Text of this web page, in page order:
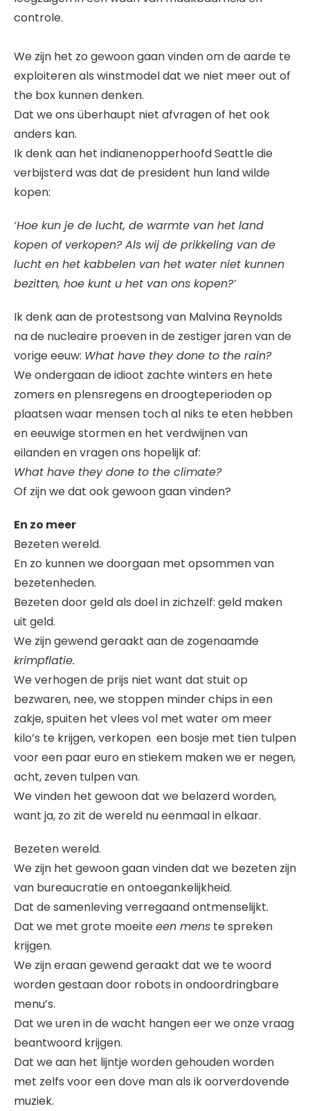
controle.
We zijn het zo gewoon gaan vinden om de aarde te
exploiteren als winstmodel dat we niet meer out of
the box kunnen denken.
Dat we ons überhaupt niet afvragen of het ook
anders kan.
Ik denk aan het indianenopperhoofd Seattle die
verbijsterd was dat de president hun land wilde
kopen:
‘Hoe kun je de lucht, de warmte van het land
kopen of verkopen? Als wij de prikkeling van de
lucht en het kabbelen van het water niet kunnen
bezitten, hoe kunt u het van ons kopen?’
Ik denk aan de protestsong van Malvina Reynolds
na de nucleaire proeven in de zestiger jaren van de
vorige eeuw: What have they done to the rain?
We ondergaan de idioot zachte winters en hete
zomers en plensregens en droogteperioden op
plaatsen waar mensen toch al niks te eten hebben
en eeuwige stormen en het verdwijnen van
eilanden en vragen ons hopelijk af:
What have they done to the climate?
Of zijn we dat ook gewoon gaan vinden?
En zo meer
Bezeten wereld.
En zo kunnen we doorgaan met opsommen van
bezetenheden.
Bezeten door geld als doel in zichzelf: geld maken
uit geld.
We zijn gewend geraakt aan de zogenaamde
krimpflatie.
We verhogen de prijs niet want dat stuit op
bezwaren, nee, we stoppen minder chips in een
zakje, spuiten het vlees vol met water om meer
kilo’s te krijgen, verkopen een bosje met tien tulpen
voor een paar euro en stiekem maken we er negen,
acht, zeven tulpen van.
We vinden het gewoon dat we belazerd worden,
want ja, zo zit de wereld nu eenmaal in elkaar.
Bezeten wereld.
We zijn het gewoon gaan vinden dat we bezeten zijn
van bureaucratie en ontoegankelijkheid.
Dat de samenleving verregaand ontmenselijkt.
Dat we met grote moeiteeen mens te spreken
krijgen.
We zijn eraan gewend geraakt dat we te woord
worden gestaan door robots in ondoordringbare
menu’s.
Dat we uren in de wacht hangen eer we onze vraag
beantwoord krijgen.
Dat we aan het lijntje worden gehouden worden
met zelfs voor een dove man als ik oorverdovende
muziek.